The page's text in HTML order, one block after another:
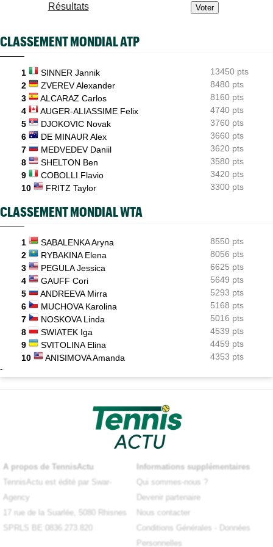
WTA - Toronto
Osaka - Fernandez : à quelle heure et sur quelle chaîne TV ?
Next Gen ATP Finals
Moïse Kouame peut viser un bel exploit de précocité
Résultats
CLASSEMENT MONDIAL ATP
1 SINNER Jannik
13450 pts
2
ZVEREV Alexander
8480 pts
3
ALCARAZ Carlos
8160 pts
4
AUGER-ALIASSIME Felix
4740 pts
5
DJOKOVIC Novak
3760 pts
6
DE MINAUR Alex
3660 pts
7
MEDVEDEV Daniil
3620 pts
8
SHELTON Ben
3580 pts
9
COBOLLI Flavio
3420 pts
10
FRITZ Taylor 3300 pts
CLASSEMENT MONDIAL WTA
1 SABALENKA Aryna
8550 pts
2
RYBAKINA Elena
8056 pts
3
PEGULA Jessica
6625 pts
4
GAUFF Cori
5649 pts
5
ANDREEVA Mirra
5293 pts
6
MUCHOVA Karolina
5168 pts
7
NOSKOVA Linda
5016 pts
8
SWIATEK Iga
4539 pts
9
SVITOLINA Elina
4459 pts
10
ANISIMOVA Amanda 4353 pts
-
A propos de TennisActu
TennisActu est édité par Swar-
Agency
17 rue de la Suarlée, 5080 Rhisnes
SPRLS BE 0836.273.820
Informations supplémentaires
Qui sommes-nous ?
Devenir partenaire
Nous contacter
Conditions Générales
Données
Personnelles